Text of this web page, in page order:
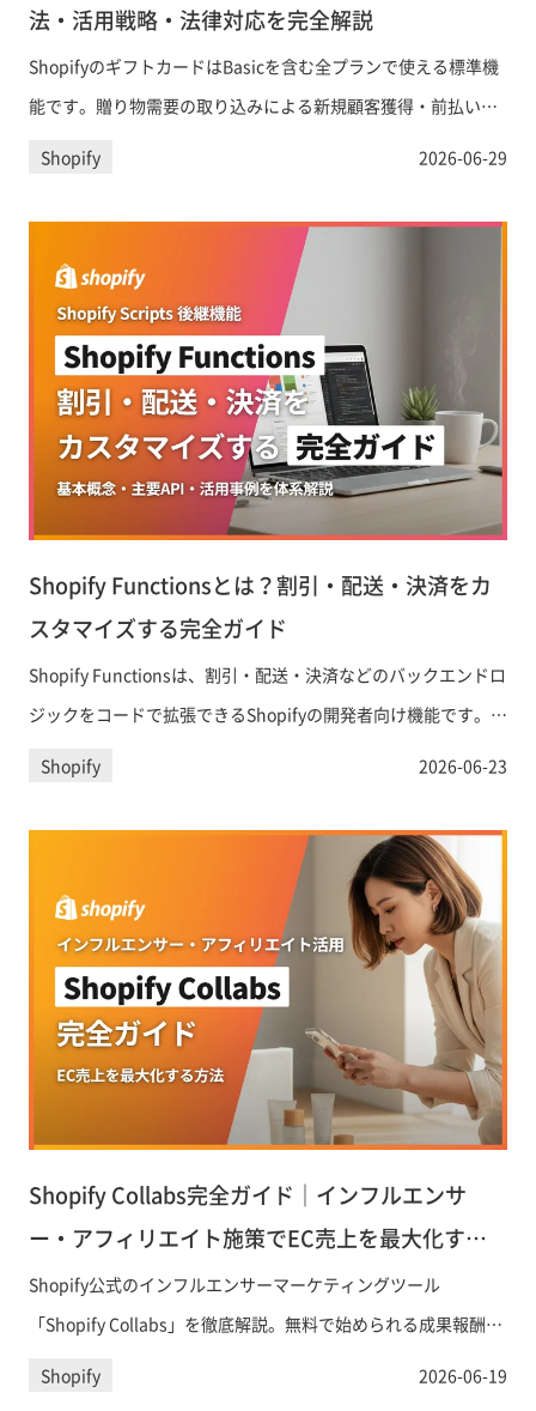
法・活用戦略・法律対応を完全解説
ShopifyのギフトカードはBasicを含む全プランで使える標準機
能です。贈り物需要の取り込みによる新規顧客獲得・前払い収
益によるキャッシュフロー改善から、資金決済法対応まで、EC
Shopify 2026-06-29
Shopify Functionsとは？割引・配送・決済をカ
スタマイズする完全ガイド
Shopify Functionsは、割引・配送・決済などのバックエンドロ
ジックをコードで拡張できるShopifyの開発者向け機能です。
Shopify Scriptsの後継として2026年6月末に完全移行期限を迎
解説します。
Shopify 2026-06-23
Shopify Collabs完全ガイド｜インフルエンサ
ー・アフィリエイト施策でEC売上を最大化する
方法
Shopify公式のインフルエンサーマーケティングツール
「Shopify Collabs」を徹底解説。無料で始められる成果報酬型
の仕組み、クリエイターとの連携方法、アフィリエイト手数料
Shopify 2026-06-19